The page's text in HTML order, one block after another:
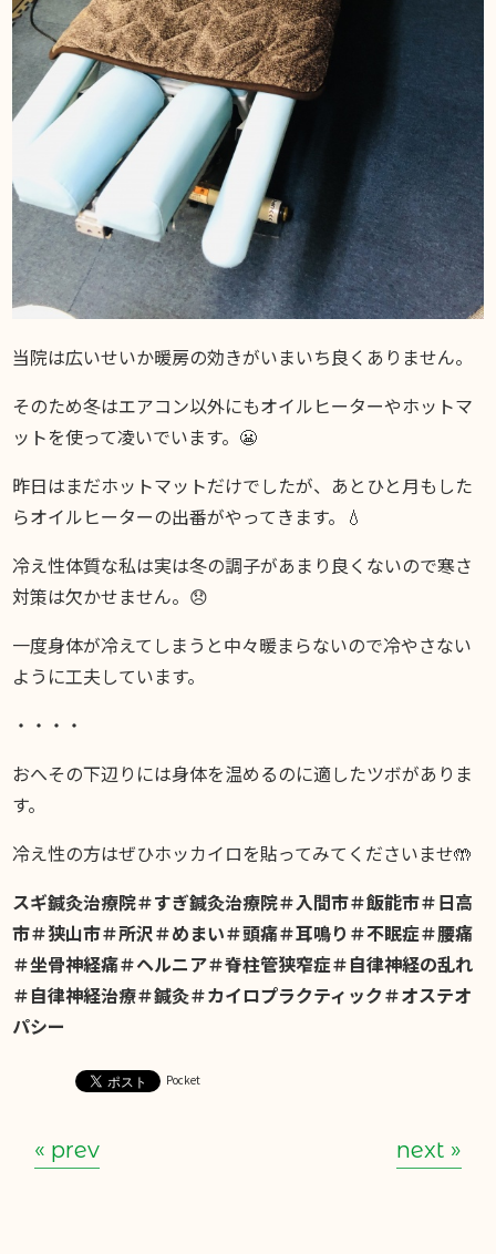
当院は広いせいか暖房の効きがいまいち良くありません。
そのため冬はエアコン以外にもオイルヒーターやホットマ
ットを使って凌いでいます。😬
昨日はまだホットマットだけでしたが、あとひと月もした
らオイルヒーターの出番がやってきます。💧
冷え性体質な私は実は冬の調子があまり良くないので寒さ
対策は欠かせません。😞
一度身体が冷えてしまうと中々暖まらないので冷やさない
ように工夫しています。
・・・・
おへその下辺りには身体を温めるのに適したツボがありま
す。
冷え性の方はぜひホッカイロを貼ってみてくださいませ🤲
スギ鍼灸治療院＃すぎ鍼灸治療院＃入間市＃飯能市＃日高
市＃狭山市＃所沢＃めまい＃頭痛＃耳鳴り＃不眠症＃腰痛
＃坐骨神経痛＃ヘルニア＃脊柱管狭窄症＃自律神経の乱れ
＃自律神経治療＃鍼灸＃カイロプラクティック＃オステオ
パシー
Pocket
« prev next »